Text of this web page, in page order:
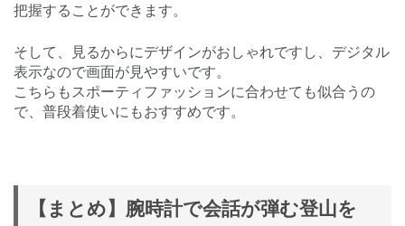
把握することができます。
そして、見るからにデザインがおしゃれですし、デジタル
表示なので画面が見やすいです。
こちらもスポーティファッションに合わせても似合うの
で、普段着使いにもおすすめです。
【まとめ】腕時計で会話が弾む登山を